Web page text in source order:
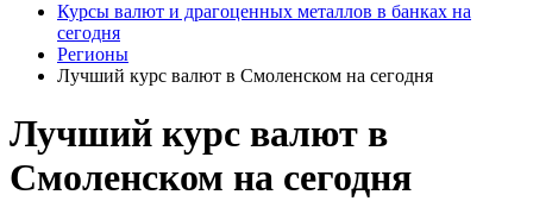
Курсы валют и драгоценных металлов в банках на
сегодня
Регионы
Лучший курс валют в Смоленском на сегодня
Лучший курс валют в
Смоленском на сегодня